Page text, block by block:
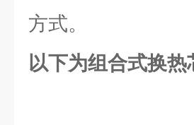
方式。
以下为组合式换热